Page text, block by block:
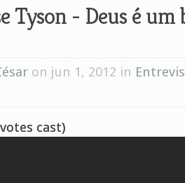
Tyson - Deus é um
on jun 1, 2012 in
cast)